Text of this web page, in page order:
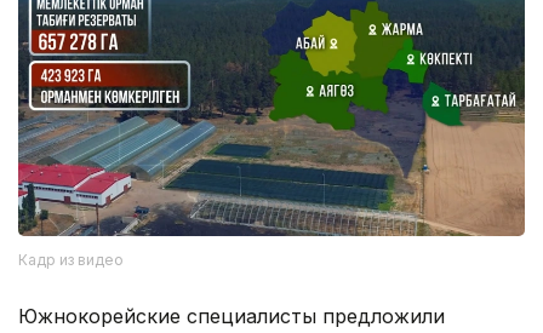
Кадр из видео
Южнокорейские специалисты предложили